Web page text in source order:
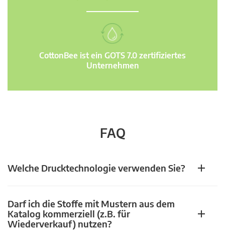
CottonBee ist ein GOTS 7.0 zertifiziertes
Unternehmen
FAQ
Welche Drucktechnologie verwenden Sie?
Darf ich die Stoffe mit Mustern aus dem
Katalog kommerziell (z.B. für
Wiederverkauf) nutzen?